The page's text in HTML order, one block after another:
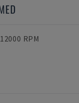
12000 RPM